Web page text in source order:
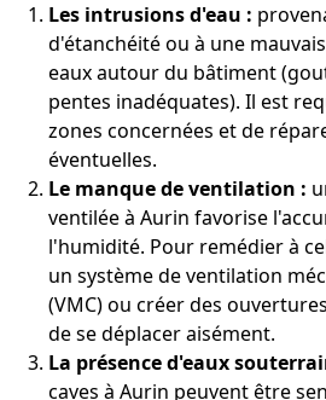
Les intrusions d'eau :
d'étanchéité ou à une
eaux autour du bâtiment
pentes inadéquates). Il est
zones concernées et de
éventuelles.
Le manque de ventilation :
ventilée à Aurin favorise
l'humidité. Pour remédier à
un système de ventilation
(VMC) ou créer des
de se déplacer aisément.
La présence d'eaux
caves à Aurin peuvent être